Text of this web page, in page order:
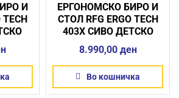
И
ЕРГОНОМСКО БИРО И
СТОЛ RFG ERGO TECH
403X СИВО ДЕТСКО
8.990,00 ден
Во кошничка